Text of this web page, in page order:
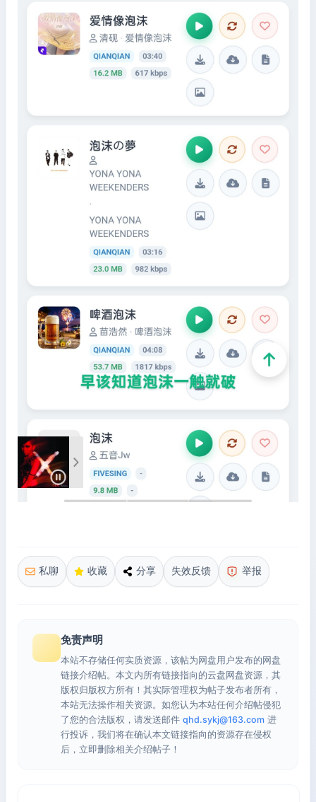
私聊 收藏 分享 失效反馈 举报
免责声明
本站不存储任何实质资源，该帖为网盘用户发布的网盘
链接介绍帖。本文内所有链接指向的云盘网盘资源，其
版权归版权方所有！其实际管理权为帖子发布者所有，
本站无法操作相关资源。如您认为本站任何介绍帖侵犯
了您的合法版权，请发送邮件 qhd.sykj@163.com 进
行投诉，我们将在确认本文链接指向的资源存在侵权
后，立即删除相关介绍帖子！